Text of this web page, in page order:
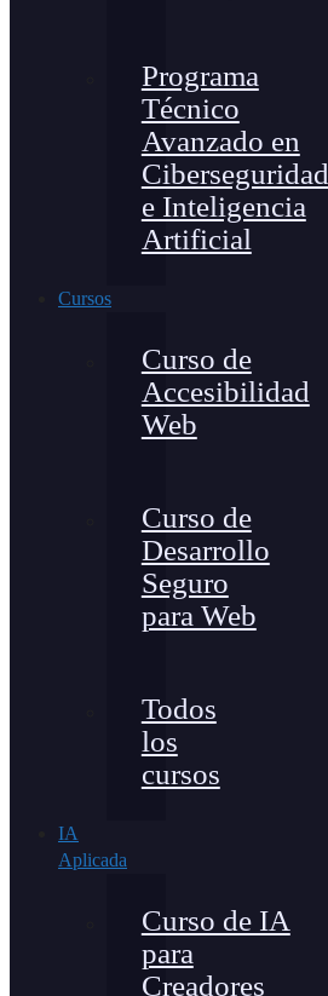
Programa
Técnico
Avanzado en
Ciberseguridad
e Inteligencia
Artificial
Cursos
Curso de
Accesibilidad
Web
Curso de
Desarrollo
Seguro
para Web
Todos
los
cursos
IA
Aplicada
Curso de IA
para
Creadores